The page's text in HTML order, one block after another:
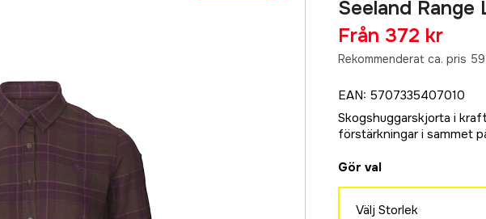
Seeland
Från 372 kr
Rekommenderat ca. pris
EAN: 5707335407010
Skogshuggarskjorta i
förstärkningar i sammet
Gör val
Välj Storlek